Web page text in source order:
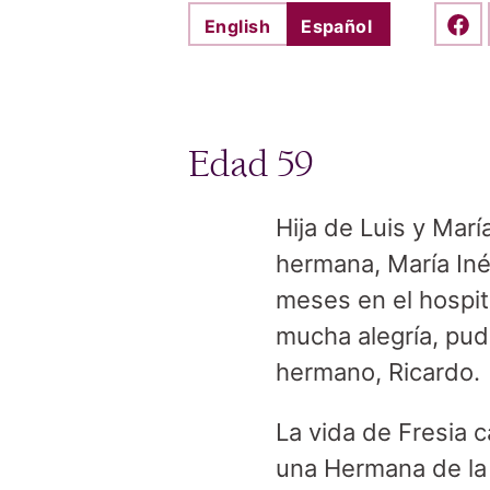
English Español
Edad 59
Hija de Luis y
hermana, María
meses en el
mucha alegría,
hermano, Ricardo.
La vida de Fresia
una Hermana de